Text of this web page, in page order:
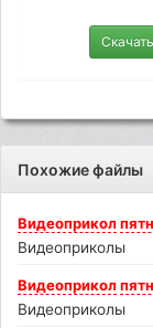
Похожие файлы
Видеоприкол
Видеоприколы
Видеоприкол
Видеоприколы